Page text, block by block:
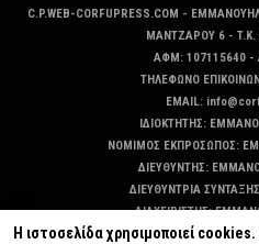
C.P.WEB-CORFUPRESS.COM -
MANTZAΡΟΥ 6 -
ΑΦΜ: 107115640 -
ΤΗΛΕΦΩΝΟ
EMAIL:
ΙΔΙΟΚΤΗΤΗΣ:
ΝΟΜΙΜΟΣ ΕΚΠΡΟΣΩΠΟΣ:
ΔΙΕΥΘΥΝΤΗΣ:
ΔΙΕΥΘΥΝΤΡΙΑ
ΔΙΑΧΕΙΡΙΣΤΗΣ:
ΔΙΚΑΙΟΥΧΟΣ DOMAIN:
Η ιστοσελίδα χρησιμοποιεί